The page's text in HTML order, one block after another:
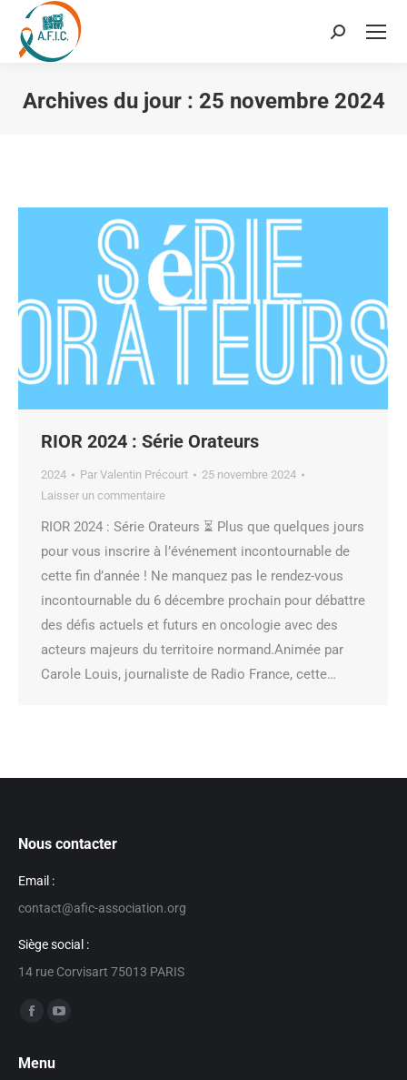
Recherche
Archives du jour : 25 novembre 2024
RIOR 2024 : Série Orateurs
2024 Par Valentin Précourt
25 novembre 2024
Laisser un commentaire
RIOR 2024 : Série Orateurs ⏳ Plus que quelques jours
pour vous inscrire à l’événement incontournable de
cette fin d’année ! Ne manquez pas le rendez-vous
incontournable du 6 décembre prochain pour débattre
des défis actuels et futurs en oncologie avec des
acteurs majeurs du territoire normand.Animée par
Carole Louis, journaliste de Radio France, cette…
Nous contacter
Email :
contact@afic-association.org
Siège social :
14 rue Corvisart 75013 PARIS
Trouvez nous sur :
opens
Menu